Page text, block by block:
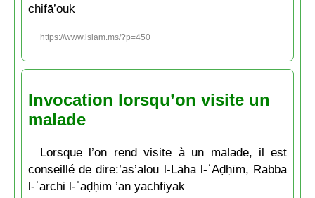
chifā’ouk
https://www.islam.ms/?p=450
Invocation lorsqu’on visite un
malade
Lorsque l’on rend visite à un malade, il est
conseillé de dire:’as’alou l-Lāha l-ʿAḍḥīm, Rabba
l-ʿarchi l-ʿaḍḥim ’an yachfiyak